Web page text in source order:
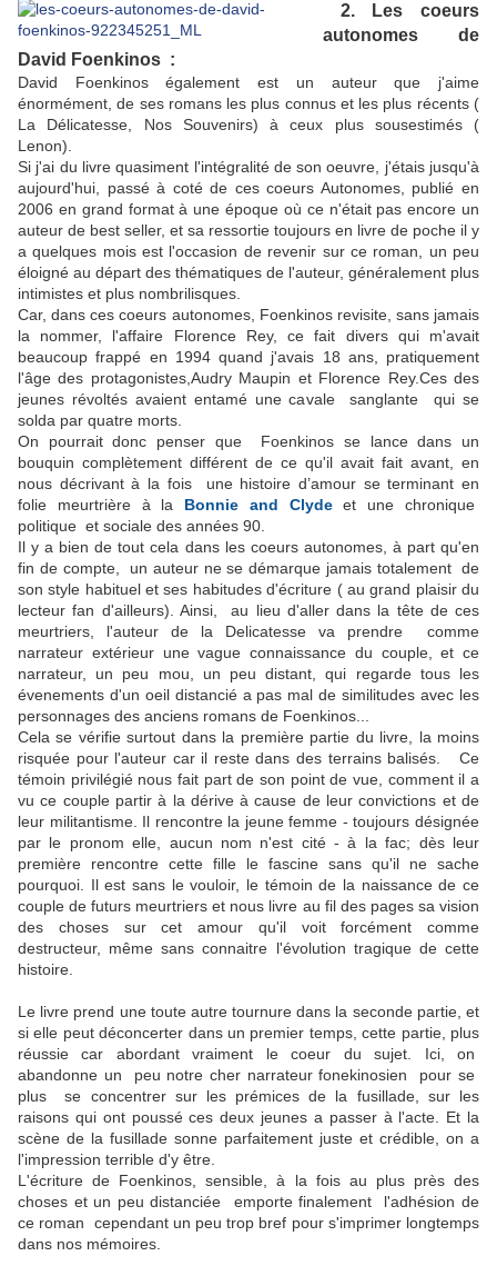
2. Les coeurs
autonomes de
David Foenkinos :
David Foenkinos également est un auteur que j'aime
énormément, de ses romans les plus connus et les plus récents (
La Délicatesse, Nos Souvenirs) à ceux plus sousestimés (
Lenon).
Si j'ai du livre quasiment l'intégralité de son oeuvre, j'étais jusqu'à
aujourd'hui, passé à coté de ces coeurs Autonomes, publié en
2006 en grand format à une époque où ce n'était pas encore un
auteur de best seller, et sa ressortie toujours en livre de poche il y
a quelques mois est l'occasion de revenir sur ce roman, un peu
éloigné au départ des thématiques de l'auteur, généralement plus
intimistes et plus nombrilisques.
Car, dans ces coeurs autonomes, Foenkinos revisite, sans jamais
la nommer, l'affaire Florence Rey, ce fait divers qui m'avait
beaucoup frappé en 1994 quand j'avais 18 ans, pratiquement
l'âge des protagonistes,Audry Maupin et Florence Rey.Ces des
jeunes révoltés avaient entamé une cavale sanglante qui se
solda par quatre morts.
On pourrait donc penser que Foenkinos se lance dans un
bouquin complètement différent de ce qu'il avait fait avant, en
nous décrivant à la fois une histoire d’amour se terminant en
folie meurtrière à la Bonnie and Clyde
et une chronique
politique et sociale des années 90.
Il y a bien de tout cela dans les coeurs autonomes, à part qu'en
fin de compte, un auteur ne se démarque jamais totalement de
son style habituel et ses habitudes d'écriture ( au grand plaisir du
lecteur fan d'ailleurs). Ainsi, au lieu d'aller dans la tête de ces
meurtriers, l'auteur de la Delicatesse va prendre comme
narrateur extérieur une vague connaissance du couple, et ce
narrateur, un peu mou, un peu distant, qui regarde tous les
évenements d'un oeil distancié a pas mal de similitudes avec les
personnages des anciens romans de Foenkinos...
Cela se vérifie surtout dans la première partie du livre, la moins
risquée pour l'auteur car il reste dans des terrains balisés. Ce
témoin privilégié nous fait part de son point de vue, comment il a
vu ce couple partir à la dérive à cause de leur convictions et de
leur militantisme. Il rencontre la jeune femme - toujours désignée
par le pronom elle, aucun nom n'est cité - à la fac; dès leur
première rencontre cette fille le fascine sans qu'il ne sache
pourquoi. Il est sans le vouloir, le témoin de la naissance de ce
couple de futurs meurtriers et nous livre au fil des pages sa vision
des choses sur cet amour qu'il voit forcément comme
destructeur, même sans connaitre l'évolution tragique de cette
histoire.
Le livre prend une toute autre tournure dans la seconde partie, et
si elle peut déconcerter dans un premier temps, cette partie, plus
réussie car abordant vraiment le coeur du sujet. Ici, on
abandonne un peu notre cher narrateur fonekinosien pour se
plus se concentrer sur les prémices de la fusillade, sur les
raisons qui ont poussé ces deux jeunes a passer à l'acte. Et la
scène de la fusillade sonne parfaitement juste et crédible, on a
l'impression terrible d'y être.
L'écriture de Foenkinos, sensible, à la fois au plus près des
choses et un peu distanciée emporte finalement l'adhésion de
ce roman cependant un peu trop bref pour s'imprimer longtemps
dans nos mémoires.